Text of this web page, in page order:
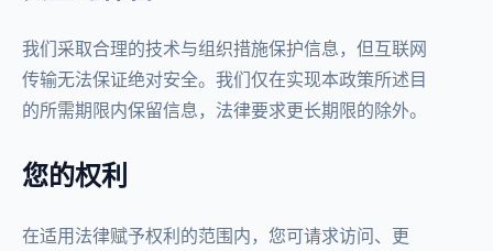
我们采取合理的技术与组织措施保护信息，但互联网
传输无法保证绝对安全。我们仅在实现本政策所述目
的所需期限内保留信息，法律要求更长期限的除外。
您的权利
在适用法律赋予权利的范围内，您可请求访问、更